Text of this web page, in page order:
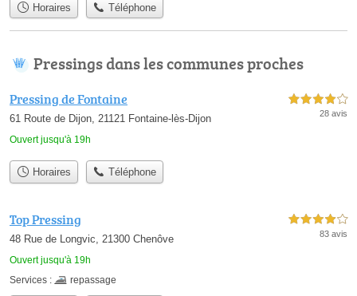
Horaires Téléphone
Pressings dans les communes proches
Pressing de Fontaine
61 Route de Dijon, 21121 Fontaine-lès-Dijon
Ouvert jusqu'à 19h
4,0 étoiles sur 5
28 avis
Horaires Téléphone
Top Pressing
48 Rue de Longvic, 21300 Chenôve
Ouvert jusqu'à 19h
4,0 étoiles sur 5
83 avis
Services : repassage